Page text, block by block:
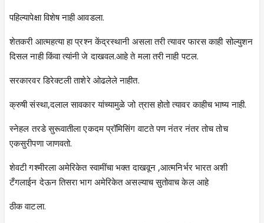
पहिल्यापेक्षा विशेष नाही आवडला.
शेतकरी आत्महत्या हा प्रश्न केंद्रस्थानी असला तरी त्यावर फारस काही सोल्युशन
दिसल नाही किंवा त्यांनी जे दाखवल.आहे ते मला तरी नाही पटल.
सरकारवर डिरेक्टली ताशेरे ओढलेले नाहीत.
क्रुषी संस्था,दलाल सावकार यांच्यामुळे जो त्रास होतो त्यावर काहीच भाष्य नाही.
स्नेहल तरडे सुरूवातीला एकदम प्रॉमिसिंग वाटते पण नंतर नंतर तोच तोच
एकसुरीपणा जाणवतो.
शेवटी गश्मीरला अमेरिकेत स्वामींचा भक्त दाखवून ,आत्मनिर्भर भारत अशी
टँगलाईन देऊन तिसरा भाग अमेरिकेत असल्याच सुतोवाच केल आहे
ठीक वाटला.